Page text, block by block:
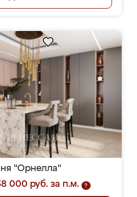
"Орнелла"
000 руб. за п.м.
?